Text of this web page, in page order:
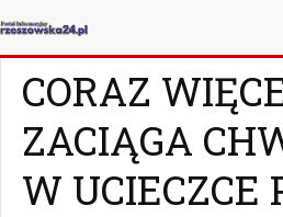
JESTEŚ TUTAJ:
CORAZ
ZACIĄGA
W UCIECZCE